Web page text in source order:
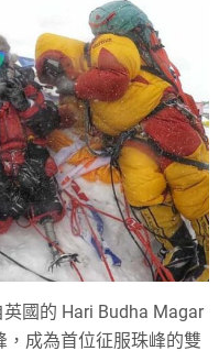
國的 Hari Budha Magar
，成為首位征服珠峰的雙